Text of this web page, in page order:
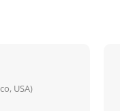
USA)